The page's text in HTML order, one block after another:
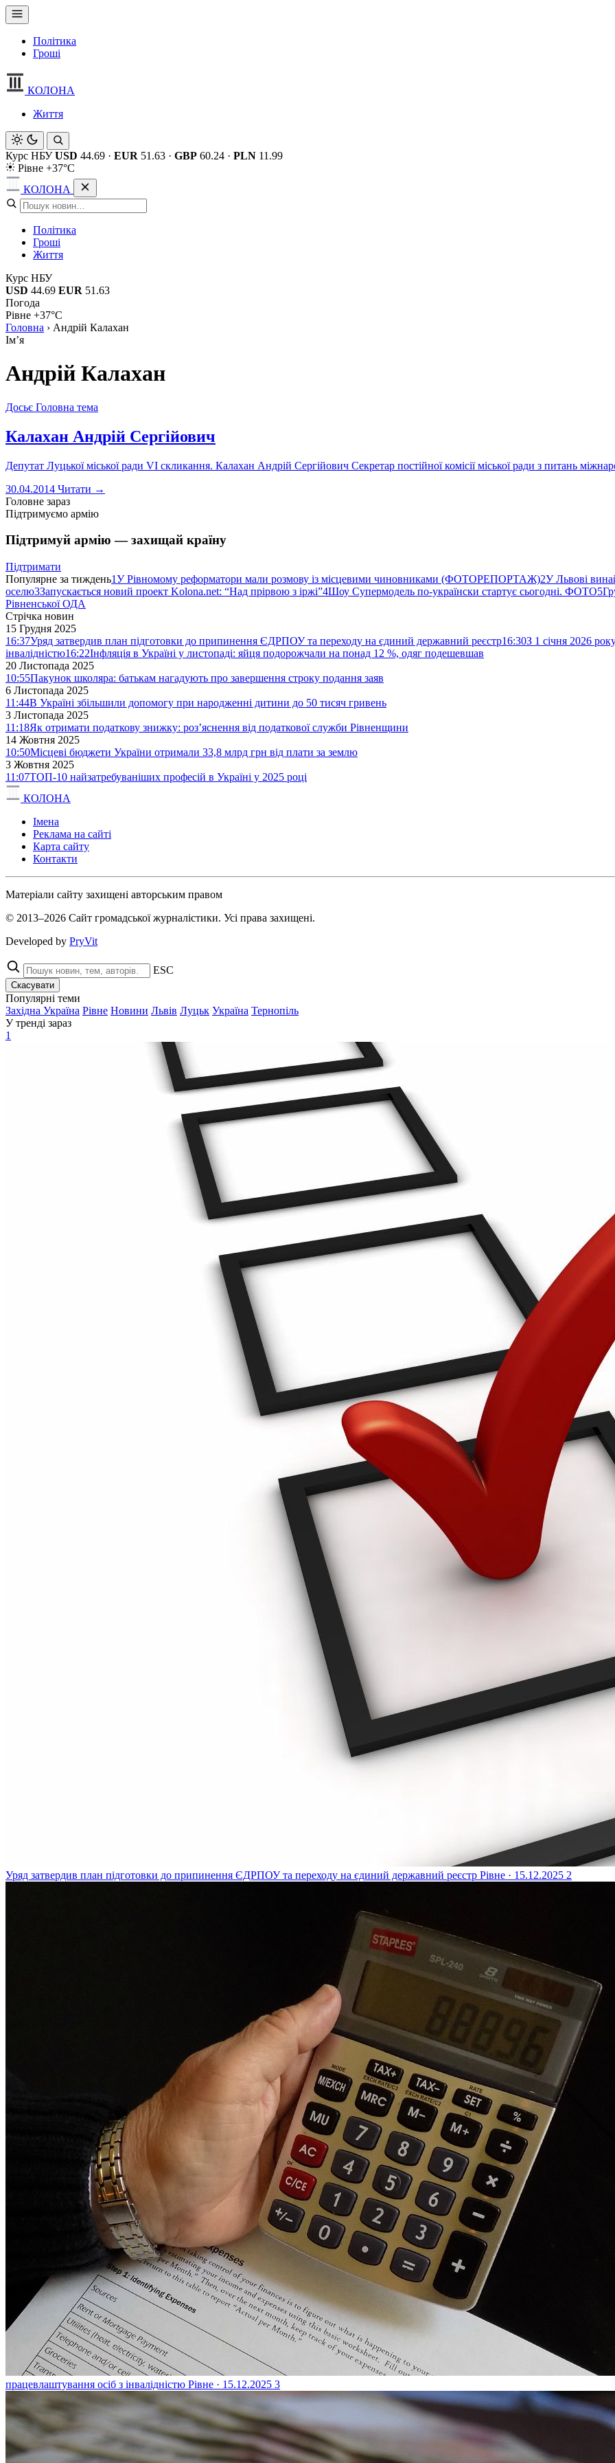
Політика
Гроші
КОЛОНА
Життя
Курс НБУ USD 44.69 · EUR 51.63 · GBP 60.24 · PLN 11.99
Рівне +37°C
КОЛОНА
Політика
Гроші
Життя
Курс НБУ
USD 44.69 EUR 51.63
Погода
Рівне +37°C
Головна › Андрій Калахан
Імʼя
Андрій Калахан
Досьє Головна тема
Калахан Андрій Сергійович
Депутат Луцької міської ради VI скликання. Калахан Андрій Сергійович Секретар постійної комісії міської ради з питань
30.04.2014 Читати →
Головне зараз
Підтримуємо армію
Підтримуй армію — захищай країну
Підтримати
Популярне за тиждень1У Рівномому реформатори мали розмову із місцевими чиновниками (ФОТОРЕПОРТАЖ)2У Львові
оселю3Запускається новий проект Kolona.net: “Над прірвою з іржі”4Шоу Супермодель по-українски стартує сьогодні. ФОТО5
Рівненської ОДА
Стрічка новин
15 Грудня 2025
16:37Уряд затвердив план підготовки до припинення ЄДРПОУ та переходу на єдиний державний реєстр16:30З 1 січня 2026
інвалідністю16:22Інфляція в Україні у листопаді: яйця подорожчали на понад 12 %, одяг подешевшав
20 Листопада 2025
10:55Пакунок школяра: батькам нагадують про завершення строку подання заяв
6 Листопада 2025
11:44В Україні збільшили допомогу при народженні дитини до 50 тисяч гривень
3 Листопада 2025
11:18Як отримати податкову знижку: роз’яснення від податкової служби Рівненщини
14 Жовтня 2025
10:50Місцеві бюджети України отримали 33,8 млрд грн від плати за землю
3 Жовтня 2025
11:07ТОП-10 найзатребуваніших професій в Україні у 2025 році
КОЛОНА
Імена
Реклама на сайті
Карта сайту
Контакти
Матеріали сайту захищені авторським правом
© 2013–2026 Сайт громадської журналістики. Усі права захищені.
Developed by PryVit
ESC
Скасувати
Популярні теми
Західна Україна Рівне Новини Львів Луцьк Україна Тернопіль
У тренді зараз
1
Уряд затвердив план підготовки до припинення ЄДРПОУ та переходу на єдиний державний реєстр Рівне · 15.12.2025 2
працевлаштування осіб з інвалідністю Рівне · 15.12.2025 3